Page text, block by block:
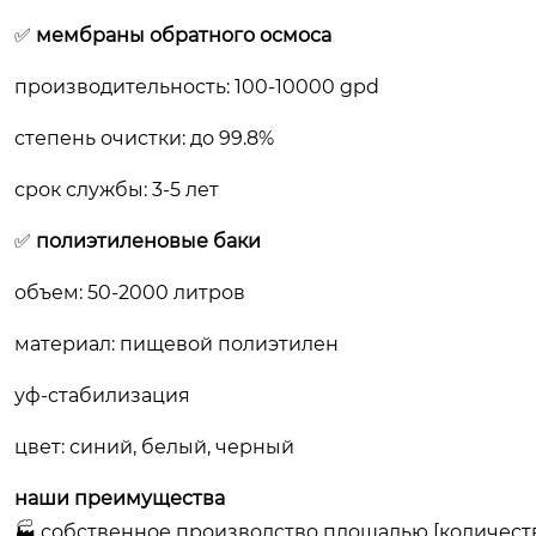
✅ мембраны обратного осмоса
производительность: 100-10000 gpd
степень очистки: до 99.8%
срок службы: 3-5 лет
✅ полиэтиленовые баки
объем: 50-2000 литров
материал: пищевой полиэтилен
уф-стабилизация
цвет: синий, белый, черный
наши преимущества